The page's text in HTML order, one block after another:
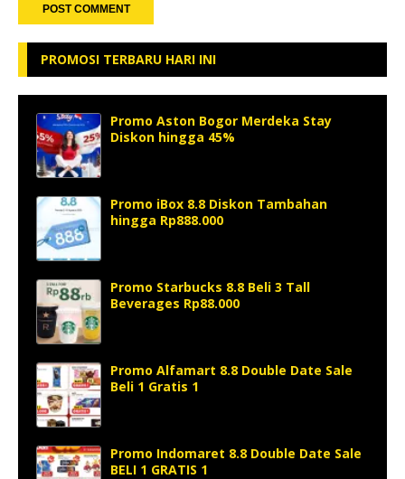
PROMOSI TERBARU HARI INI
Promo Aston Bogor Merdeka Stay
Diskon hingga 45%
Promo iBox 8.8 Diskon Tambahan
hingga Rp888.000
Promo Starbucks 8.8 Beli 3 Tall
Beverages Rp88.000
Promo Alfamart 8.8 Double Date Sale
Beli 1 Gratis 1
Promo Indomaret 8.8 Double Date Sale
BELI 1 GRATIS 1